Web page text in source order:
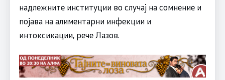
надлежните институции во случај на сомнение и
појава на алиментарни инфекции и
интоксикации, рече Лазов.